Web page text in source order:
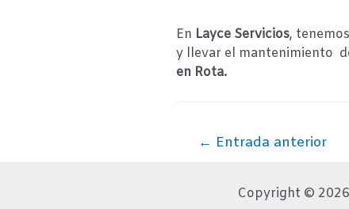
En Layce Servicios,
y llevar el mantenimiento
en Rota.
Navegación
← Entrada anterior
Copyright ©